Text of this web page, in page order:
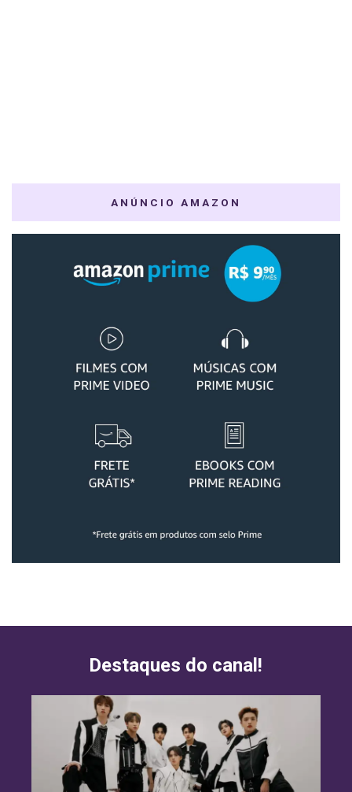
ANÚNCIO AMAZON
Destaques do canal!